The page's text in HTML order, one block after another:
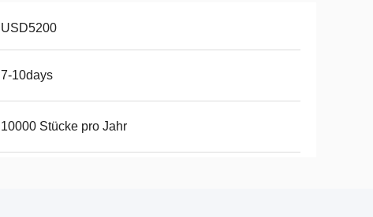
USD5200
7-10days
10000 Stücke pro Jahr